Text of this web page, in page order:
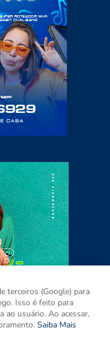
terceiros (Google) para
Isso é feito para
ao usuário. Ao acessar,
Saiba Mais